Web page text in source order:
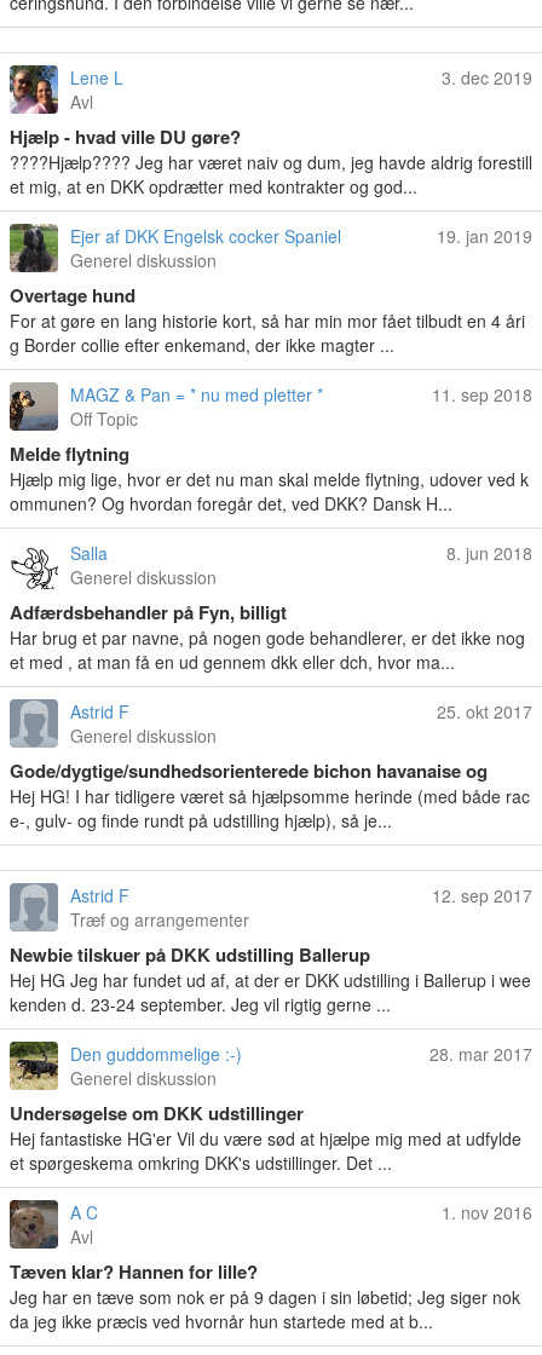
Lene L
Avl
3. dec 2019
Hjælp - hvad ville DU gøre?
????Hjælp???? Jeg har været naiv og dum, jeg havde aldrig forestill
et mig, at en DKK opdrætter med kontrakter og god...
Ejer af DKK Engelsk cocker Spaniel
Generel diskussion
19. jan 2019
Overtage hund
For at gøre en lang historie kort, så har min mor fået tilbudt en 4 åri
g Border collie efter enkemand, der ikke magter ...
MAGZ & Pan = * nu med pletter *
Off Topic
11. sep 2018
Melde flytning
Hjælp mig lige, hvor er det nu man skal melde flytning, udover ved k
ommunen? Og hvordan foregår det, ved DKK? Dansk H...
Salla
Generel diskussion
8. jun 2018
Adfærdsbehandler på Fyn, billigt
Har brug et par navne, på nogen gode behandlerer, er det ikke nog
et med , at man få en ud gennem dkk eller dch, hvor ma...
Astrid F
Generel diskussion
25. okt 2017
Gode/dygtige/sundhedsorienterede bichon havanaise og
Coton de tulear opdrættere?
Hej HG! I har tidligere været så hjælpsomme herinde (med både rac
e-, gulv- og finde rundt på udstilling hjælp), så je...
Astrid F
Træf og arrangementer
12. sep 2017
Newbie tilskuer på DKK udstilling Ballerup
Hej HG Jeg har fundet ud af, at der er DKK udstilling i Ballerup i wee
kenden d. 23-24 september. Jeg vil rigtig gerne ...
Den guddommelige :-)
Generel diskussion
28. mar 2017
Undersøgelse om DKK udstillinger
Hej fantastiske HG'er Vil du være sød at hjælpe mig med at udfylde
et spørgeskema omkring DKK's udstillinger. Det ...
A C
Avl
1. nov 2016
Tæven klar? Hannen for lille?
Jeg har en tæve som nok er på 9 dagen i sin løbetid; Jeg siger nok
da jeg ikke præcis ved hvornår hun startede med at b...